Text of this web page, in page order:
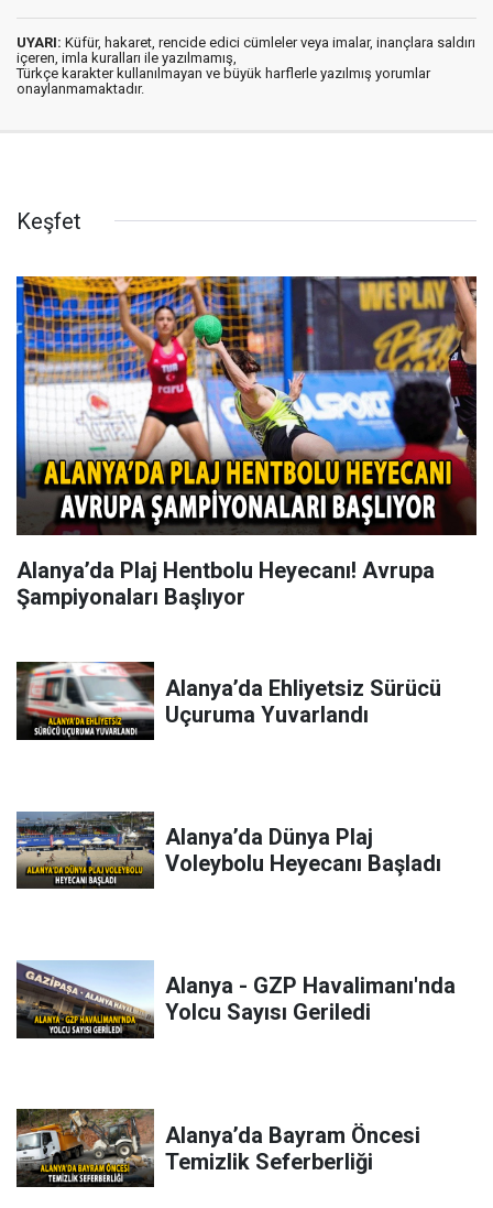
UYARI: Küfür, hakaret, rencide edici cümleler veya imalar, inançlara saldırı
içeren, imla kuralları ile yazılmamış,
Türkçe karakter kullanılmayan ve büyük harflerle yazılmış yorumlar
onaylanmamaktadır.
Keşfet
Alanya’da Plaj Hentbolu Heyecanı! Avrupa
Şampiyonaları Başlıyor
Alanya’da Ehliyetsiz Sürücü
Uçuruma Yuvarlandı
Alanya’da Dünya Plaj
Voleybolu Heyecanı Başladı
Alanya - GZP Havalimanı'nda
Yolcu Sayısı Geriledi
Alanya’da Bayram Öncesi
Temizlik Seferberliği